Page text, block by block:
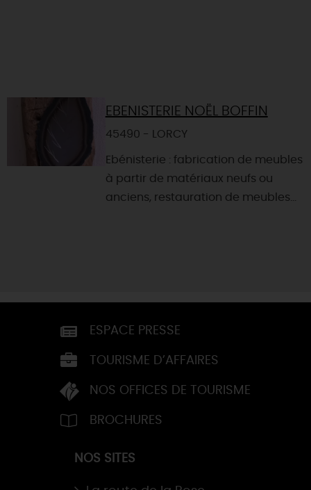
EBENISTERIE NOËL BOFFIN
45490 - LORCY
Ebénisterie : fabrication de meubles
à partir de matériaux neufs ou
anciens, restauration de meubles...
ESPACE PRESSE
TOURISME D’AFFAIRES
NOS OFFICES DE TOURISME
BROCHURES
NOS SITES